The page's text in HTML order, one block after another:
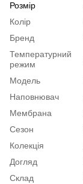
Розмір
Колір
Бренд
Температурний
режим
Модель
Наповнювач
Мембрана
Сезон
Колекція
Догляд
Склад